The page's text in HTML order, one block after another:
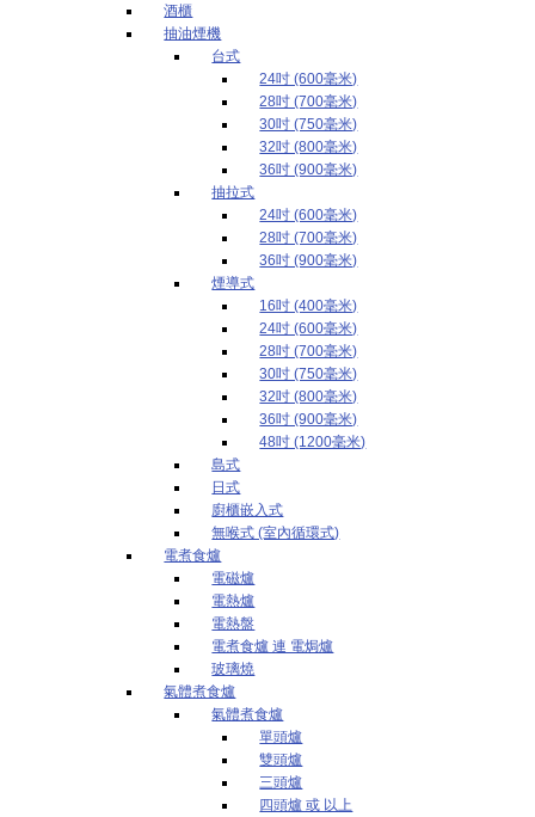
酒櫃
抽油煙機
台式
24吋 (600毫米)
28吋 (700毫米)
30吋 (750毫米)
32吋 (800毫米)
36吋 (900毫米)
抽拉式
24吋 (600毫米)
28吋 (700毫米)
36吋 (900毫米)
煙導式
16吋 (400毫米)
24吋 (600毫米)
28吋 (700毫米)
30吋 (750毫米)
32吋 (800毫米)
36吋 (900毫米)
48吋 (1200毫米)
島式
日式
廚櫃嵌入式
無喉式 (室內循環式)
電煮食爐
電磁爐
電熱爐
電熱盤
電煮食爐 連 電焗爐
玻璃燒
氣體煮食爐
氣體煮食爐
單頭爐
雙頭爐
三頭爐
四頭爐 或 以上